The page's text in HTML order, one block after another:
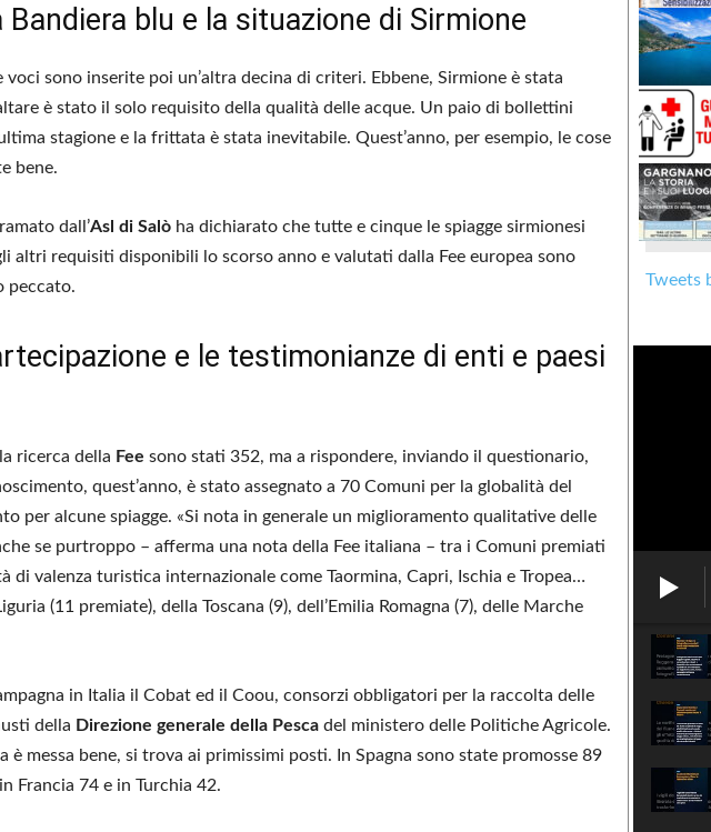
blu e la situazione di Sirmione
voci sono inserite poi un’altra decina di criteri. Ebbene, Sirmione è stata
è stato il solo requisito della qualità delle acque. Un paio di bollettini
stagione e la frittata è stata inevitabile. Quest’anno, per esempio, le cose
bene.
dall’Asl di Salò ha dichiarato che tutte e cinque le spiagge sirmionesi
altri requisiti disponibili lo scorso anno e valutati dalla Fee europea sono
peccato.
e le testimonianze di enti e paesi
ricerca della Fee sono stati 352, ma a rispondere, inviando il questionario,
quest’anno, è stato assegnato a 70 Comuni per la globalità del
per alcune spiagge. «Si nota in generale un miglioramento qualitative delle
se purtroppo – afferma una nota della Fee italiana – tra i Comuni premiati
di valenza turistica internazionale come Taormina, Capri, Ischia e Tropea…
(11 premiate), della Toscana (9), dell’Emilia Romagna (7), delle Marche
in Italia il Cobat ed il Coou, consorzi obbligatori per la raccolta delle
della Direzione generale della Pesca del ministero delle Politiche Agricole.
è messa bene, si trova ai primissimi posti. In Spagna sono state promosse 89
Francia 74 e in Turchia 42.
Tweets